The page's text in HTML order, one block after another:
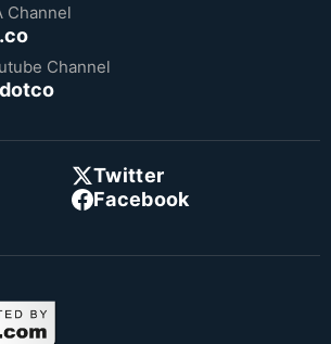
Channel
Channel
Twitter
Facebook